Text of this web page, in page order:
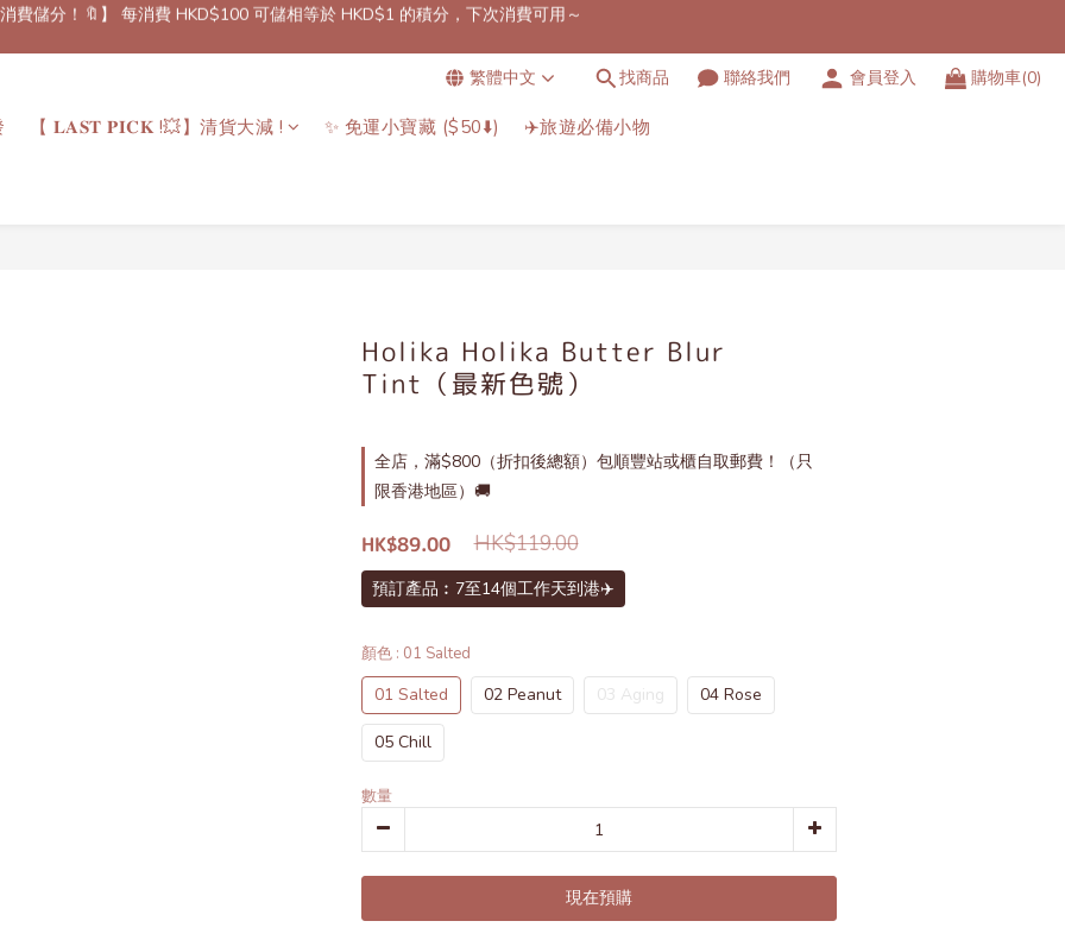
優惠！🚚】滿$800（折扣後總額）包順豐站或櫃自取郵費！（只限香港地區）
即日起所有預訂產品，下單後7至14個工作天內到港！✈️（除了個別官方特定發貨時間產品）
繁體中文 找商品 聯絡我們 會員登入 購物車(0)
【 𝐋𝐀𝐒𝐓 𝐏𝐈𝐂𝐊 !💥】清貨大減 ! ✨ 免運小寶藏 ($50⬇️) ✈️旅遊必備小物
Holika Holika Butter Blur
Tint（最新色號）
全店，滿$800（折扣後總額）包順豐站或櫃自取郵費！（只
限香港地區）🚚
HK$89.00 HK$119.00
預訂產品︰7至14個工作天到港✈️
顏色 : 01 Salted
01 Salted 02 Peanut 03 Aging 04 Rose
05 Chill
數量
現在預購